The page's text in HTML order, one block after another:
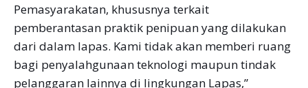
Pemasyarakatan, khususnya terkait
pemberantasan praktik penipuan yang dilakukan
dari dalam lapas. Kami tidak akan memberi ruang
bagi penyalahgunaan teknologi maupun tindak
pelanggaran lainnya di lingkungan Lapas,”